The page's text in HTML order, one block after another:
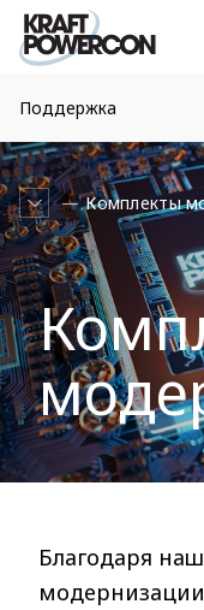
Поддержка
Комплекты
Благодаря